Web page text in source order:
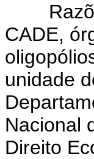
CADE,
unidade
Nacional
Direito